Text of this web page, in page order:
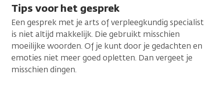
Tips voor het gesprek
Een gesprek met je arts of verpleegkundig specialist
is niet altijd makkelijk. Die gebruikt misschien
moeilijke woorden. Of je kunt door je gedachten en
emoties niet meer goed opletten. Dan vergeet je
misschien dingen.